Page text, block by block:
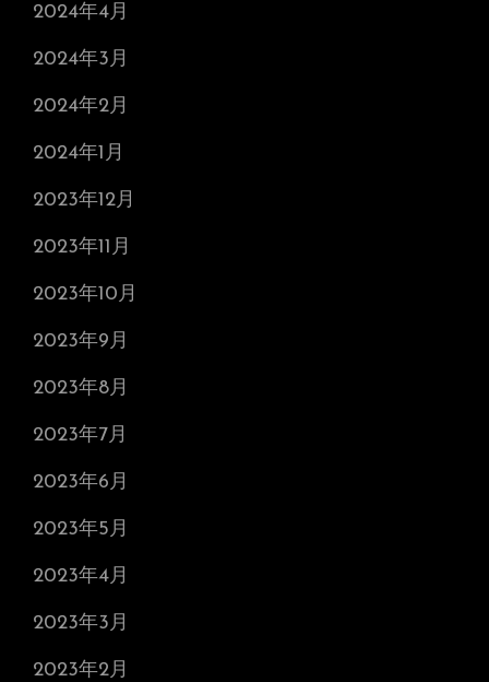
2024年4月
2024年3月
2024年2月
2024年1月
2023年12月
2023年11月
2023年10月
2023年9月
2023年8月
2023年7月
2023年6月
2023年5月
2023年4月
2023年3月
2023年2月